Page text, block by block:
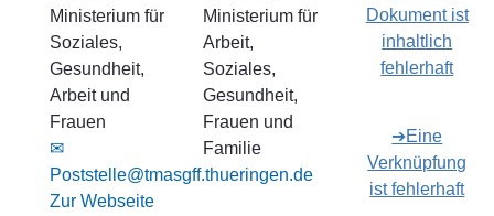
Ministerium für
Soziales,
Gesundheit,
Arbeit und
Frauen
✉
Poststelle@tmasgff.thueringen.de
Zur Webseite
Ministerium für
Arbeit,
Soziales,
Gesundheit,
Frauen und
Familie
Dokument ist
inhaltlich
fehlerhaft
➔Eine
Verknüpfung
ist fehlerhaft